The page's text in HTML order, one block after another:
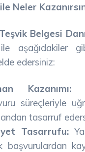
Neler
Belgesi
aşağıdakiler
edersiniz:
Kazanımı:
süreçleriyle
tasarruf
Tasarrufu:
başvurulardan